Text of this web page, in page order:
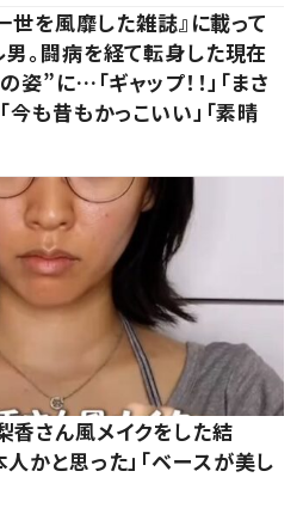
世を風靡した雑誌』に載って
男。闘病を経て転身した現在
姿”に…「ギャップ！！」「まさ
今も昔もかっこいい」「素晴
さん風メイクをした結
かと思った」「ベースが美し